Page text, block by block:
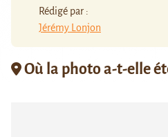
Rédigé par :
Jérémy Lonjon
Où la photo a-t-elle